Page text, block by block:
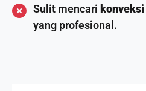
Sulit mencari
yang profesional.